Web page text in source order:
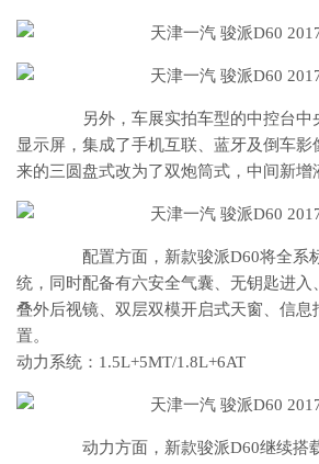
另外，车展实拍车型的中控台中
显示屏，集成了手机互联、蓝牙及倒车影
来的三圆盘式改为了双炮筒式，中间新增
配置方面，新款骏派D60将全系标
统，同时配备有六安全气囊、无钥匙进入
叠外后视镜、双层双模开启式天窗、信息
置。
动力系统：1.5L+5MT/1.8L+6AT
动力方面，新款骏派D60继续搭